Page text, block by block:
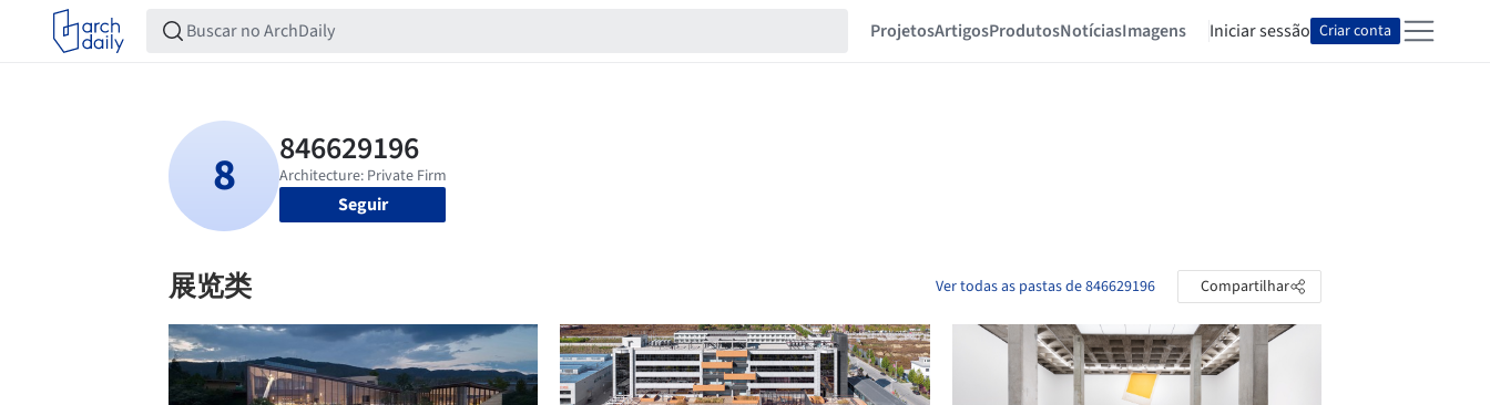
ProjetosArtigosProdutosNotíciasImagens Iniciar sessão Criar conta
Seguir
展览类 Ver todas as pastas de 846629196 Compartilhar